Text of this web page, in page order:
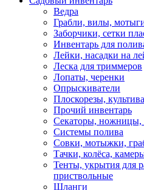
Ведра
Грабли, вилы,
Заборчики, сетки
Инвентарь для
Лейки, насадки на
Леска для триммеров
Лопаты, черенки
Опрыскиватели
Плоскорезы,
Прочий инвентарь
Секаторы, ножницы,
Системы полива
Совки, мотыжки,
Тачки, колёса,
Тенты, укрытия для
приствольные
Шланги